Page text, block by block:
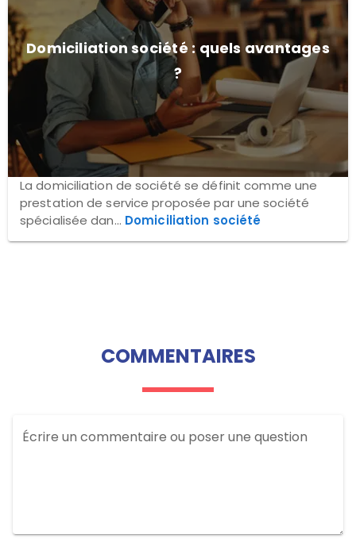
Domiciliation société : quels avantages
?
La domiciliation de société se définit comme une
prestation de service proposée par une société
spécialisée dan... Domiciliation société
COMMENTAIRES
Écrire un commentaire ou poser une question